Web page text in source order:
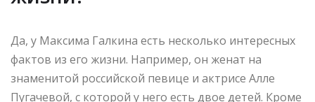
Да, у Максима Галкина есть несколько интересных
фактов из его жизни. Например, он женат на
знаменитой российской певице и актрисе Алле
Пугачевой, с которой у него есть двое детей. Кроме